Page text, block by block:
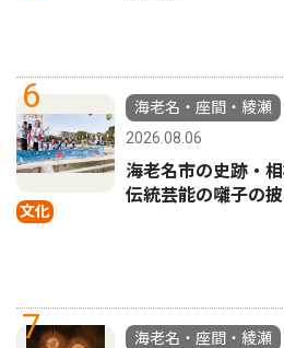
6
文化
海老名・座間・綾瀬
2026.08.06
海老名市の史跡・
伝統芸能の囃子の
7
海老名・座間・綾瀬